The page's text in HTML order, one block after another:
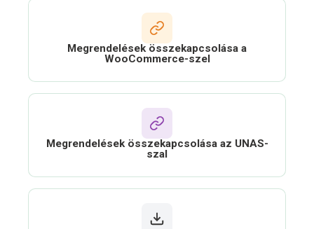
Megrendelések összekapcsolása a
WooCommerce-szel
Megrendelések összekapcsolása az UNAS-
szal